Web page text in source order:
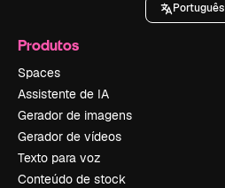
Português
Produtos
Spaces
Assistente de IA
Gerador de imagens
Gerador de vídeos
Texto para voz
Conteúdo de stock